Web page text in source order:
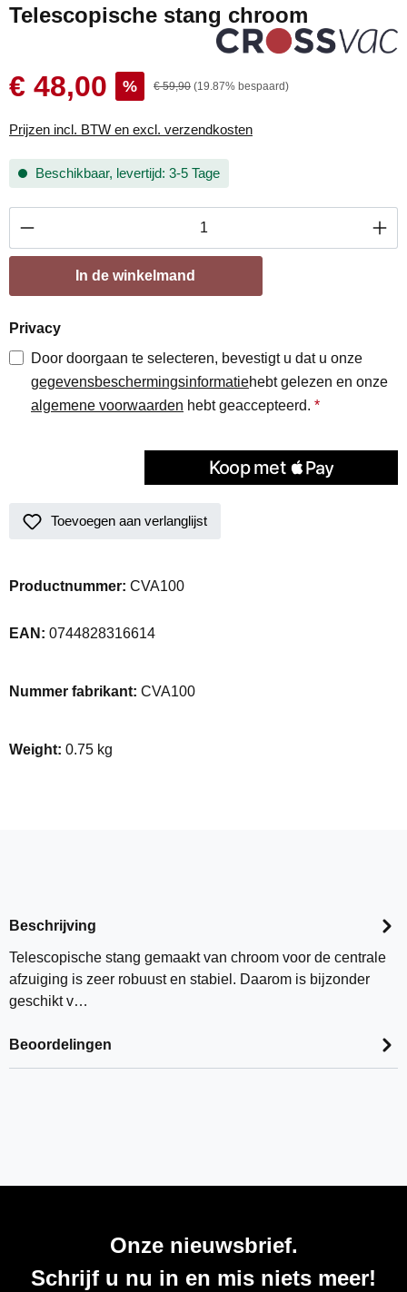
Telescopische stang chroom
€ 48,00 % € 59,90 (19.87% bespaard)
Prijzen incl. BTW en excl. verzendkosten
Beschikbaar, levertijd: 3-5 Tage
Producthoeveelheid: Voer de gewenste
In de winkelmand
Privacy
Door doorgaan te selecteren, bevestigt u dat u onze
gegevensbeschermingsinformatiehebt gelezen en onze
algemene voorwaarden hebt geaccepteerd. *
Toevoegen aan verlanglijst
Productnummer: CVA100
EAN: 0744828316614
Nummer fabrikant: CVA100
Weight: 0.75 kg
Beschrijving
Telescopische stang gemaakt van chroom voor de centrale
afzuiging is zeer robuust en stabiel. Daarom is bijzonder
geschikt v…
Beoordelingen
Onze nieuwsbrief.
Schrijf u nu in en mis niets meer!